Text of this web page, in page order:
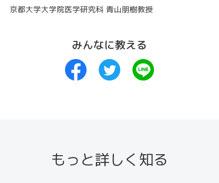
京都大学大学院医学研究科 青山朋樹教授
みんなに教える
もっと詳しく知る